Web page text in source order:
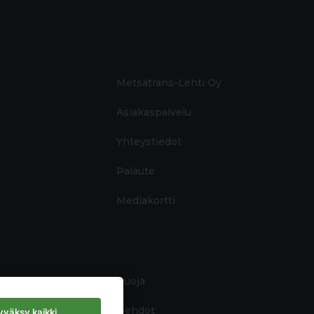
Metsätrans-Lehti Oy
Asiakaspalvelu
Yhteystiedot
Palaute
Mediakortti
Tietosuoja
Käyttöehdot